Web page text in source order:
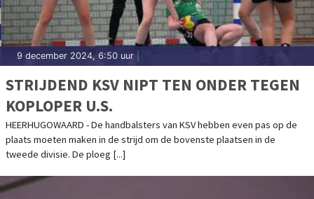
9 december 2024, 6:50 uur
STRIJDEND KSV NIPT TEN ONDER TEGEN
KOPLOPER U.S.
HEERHUGOWAARD - De handbalsters van KSV hebben even pas op de
plaats moeten maken in de strijd om de bovenste plaatsen in de
tweede divisie. De ploeg [...]